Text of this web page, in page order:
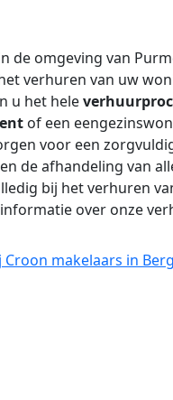
de omgeving van
verhuren van uw
u het hele
of een
voor een
de afhandeling van
bij het verhuren
over onze
makelaars in